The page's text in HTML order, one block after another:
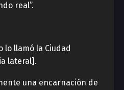
real”.
lo llamó la Ciudad
lateral].
una encarnación de